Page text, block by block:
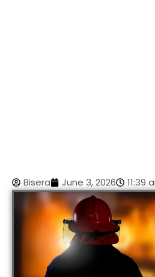
Bisera June 3, 2026 11:39